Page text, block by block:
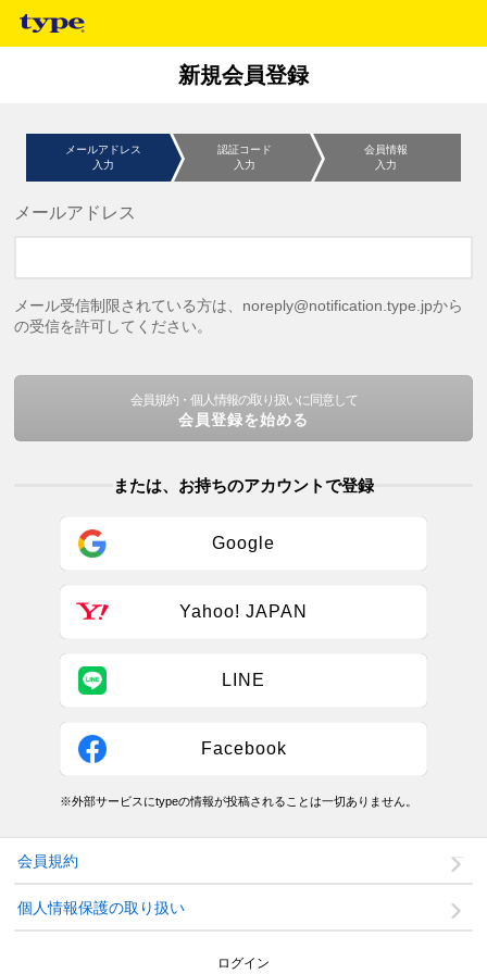
新規会員登録
メールアドレス
入力
認証コード
入力
会員情報
入力
メールアドレス
メール受信制限されている方は、noreply@notification.type.jpから
の受信を許可してください。
会員規約・個人情報の取り扱いに同意して
会員登録を始める
または、お持ちのアカウントで登録
Google
Yahoo! JAPAN
LINE
Facebook
※外部サービスにtypeの情報が投稿されることは一切ありません。
会員規約
個人情報保護の取り扱い
ログイン